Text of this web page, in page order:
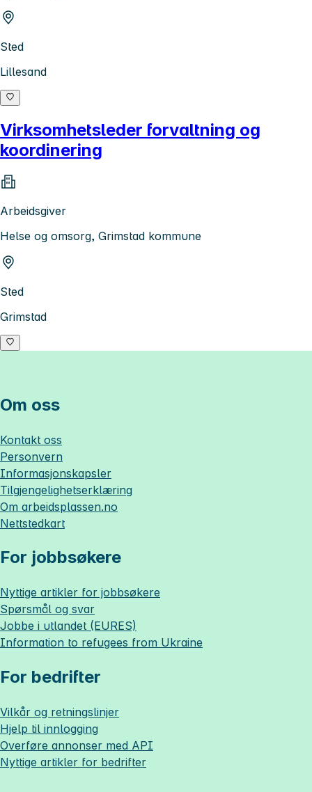
Sted
Lillesand
Virksomhetsleder forvaltning og
koordinering
Arbeidsgiver
Helse og omsorg, Grimstad kommune
Sted
Grimstad
Om oss
Kontakt oss
Personvern
Informasjonskapsler
Tilgjengelighetserklæring
Om arbeidsplassen.no
Nettstedkart
For jobbsøkere
Nyttige artikler for jobbsøkere
Spørsmål og svar
Jobbe i utlandet (EURES)
Information to refugees from Ukraine
For bedrifter
Vilkår og retningslinjer
Hjelp til innlogging
Overføre annonser med API
Nyttige artikler for bedrifter